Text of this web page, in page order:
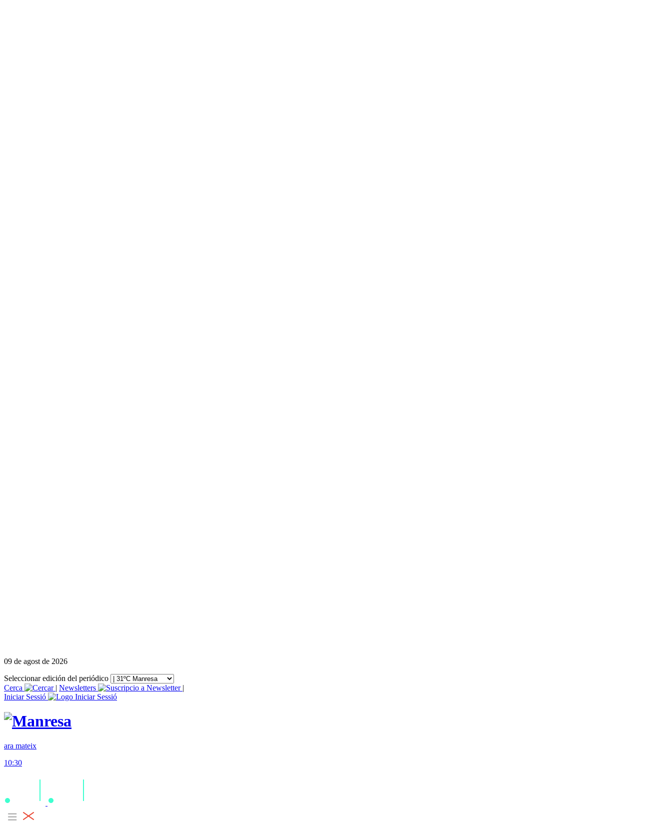
09 de agost de 2026
Seleccionar edición del periódico
Cerca
| Newsletters
|
Iniciar Sessió
ara mateix
10:30